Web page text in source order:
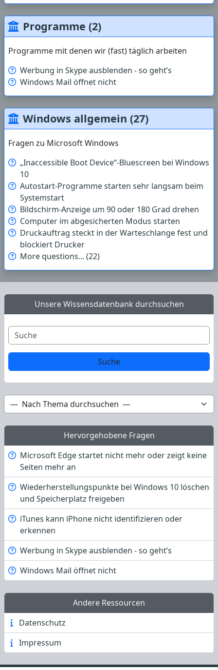
Programme (2)
Programme mit denen wir (fast) täglich arbeiten
Werbung in Skype ausblenden - so geht’s
Windows Mail öffnet nicht
Windows allgemein (27)
Fragen zu Microsoft Windows
„Inaccessible Boot Device“-Bluescreen bei Windows
10
Autostart-Programme starten sehr langsam beim
Systemstart
Bildschirm-Anzeige um 90 oder 180 Grad drehen
Computer im abgesicherten Modus starten
Druckauftrag steckt in der Warteschlange fest und
blockiert Drucker
More questions... (22)
Unsere Wissensdatenbank durchsuchen
Hervorgehobene Fragen
Microsoft Edge startet nicht mehr oder zeigt keine
Seiten mehr an
Wiederherstellungspunkte bei Windows 10 löschen
und Speicherplatz freigeben
iTunes kann iPhone nicht identifizieren oder
erkennen
Werbung in Skype ausblenden - so geht’s
Windows Mail öffnet nicht
Andere Ressourcen
Datenschutz
Impressum